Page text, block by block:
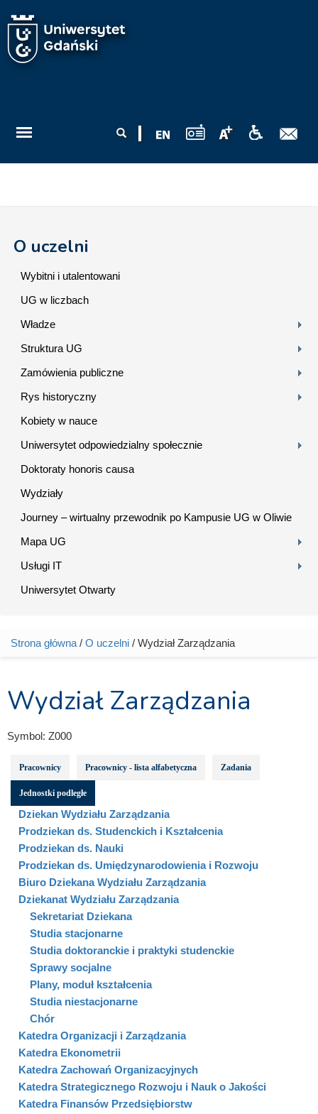
wyszukiwania
O uczelni
Wybitni i utalentowani
UG w liczbach
Władze
Struktura UG
Zamówienia publiczne
Rys historyczny
Kobiety w nauce
Uniwersytet odpowiedzialny społecznie
Doktoraty honoris causa
Wydziały
Journey – wirtualny przewodnik po Kampusie UG w Oliwie
Mapa UG
Usługi IT
Uniwersytet Otwarty
Jesteś tutaj
Strona główna / O uczelni / Wydział Zarządzania
Wydział Zarządzania
Symbol: Z000
Pracownicy Pracownicy - lista alfabetyczna Zadania
Jednostki podległe
Dziekan Wydziału Zarządzania
Prodziekan ds. Studenckich i Kształcenia
Prodziekan ds. Nauki
Prodziekan ds. Umiędzynarodowienia i Rozwoju
Biuro Dziekana Wydziału Zarządzania
Dziekanat Wydziału Zarządzania
Sekretariat Dziekana
Studia stacjonarne
Studia doktoranckie i praktyki studenckie
Sprawy socjalne
Plany, moduł kształcenia
Studia niestacjonarne
Chór
Katedra Organizacji i Zarządzania
Katedra Ekonometrii
Katedra Zachowań Organizacyjnych
Katedra Strategicznego Rozwoju i Nauk o Jakości
Katedra Finansów Przedsiębiorstw